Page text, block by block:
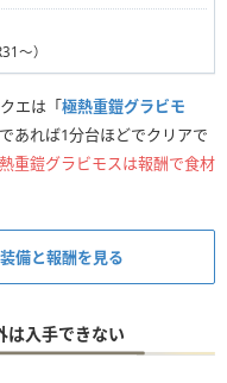
〜）
エは「極熱重鎧グラビモ
であれば1分台ほどでクリアで
重鎧グラビモスは報酬で食材
備と報酬を見る
は入手できない